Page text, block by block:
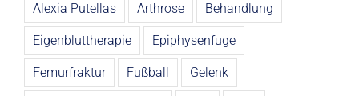
Alexia Putellas Arthrose Behandlung
Eigenbluttherapie Epiphysenfuge
Femurfraktur Fußball Gelenk